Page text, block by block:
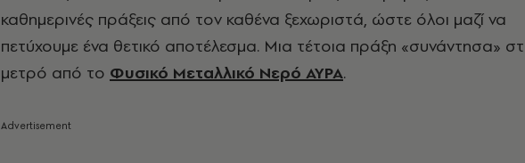
καθημερινές πράξεις από τον καθένα ξεχωριστά, ώστε όλοι μαζί να
πετύχουμε ένα θετικό αποτέλεσμα. Μια τέτοια πράξη «συνάντησα»
μετρό από το Φυσικό Μεταλλικό Νερό ΑΥΡΑ.